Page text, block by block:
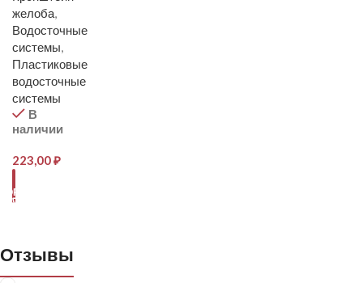
желоба,
Водосточные
системы,
Пластиковые
водосточные
системы
В
наличии
223,00₽
КОРЗИНУ
Отзывы